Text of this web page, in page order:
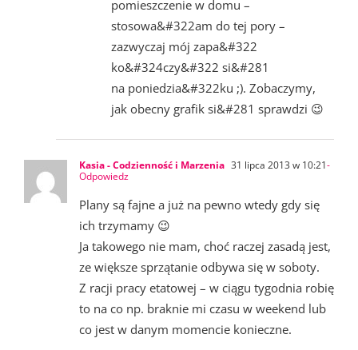
pomieszczenie w domu –
stosowa&#322am do tej pory –
zazwyczaj mój zapa&#322
ko&#324czy&#322 si&#281
na poniedzia&#322ku ;). Zobaczymy,
jak obecny grafik si&#281 sprawdzi 😉
Kasia - Codzienność i Marzenia 31 lipca 2013 w 10:21-
Odpowiedz
Plany są fajne a już na pewno wtedy gdy się
ich trzymamy 😉
Ja takowego nie mam, choć raczej zasadą jest,
ze większe sprzątanie odbywa się w soboty.
Z racji pracy etatowej – w ciągu tygodnia robię
to na co np. braknie mi czasu w weekend lub
co jest w danym momencie konieczne.